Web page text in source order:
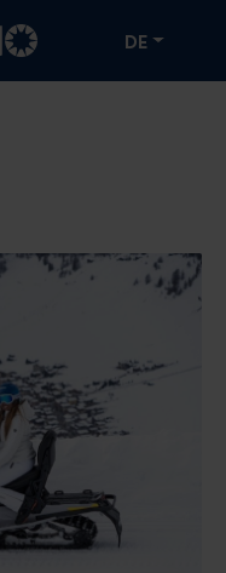
DE